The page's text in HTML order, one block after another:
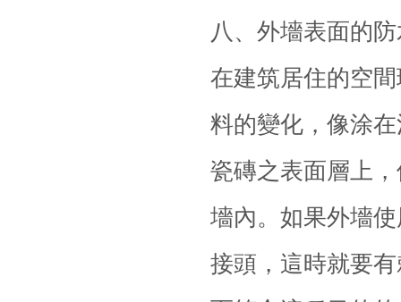
八、外墻表面的
在建筑居住的空
料的變化，像涂
瓷磚之表面層上
墻內。如果外墻
接頭，這時就要